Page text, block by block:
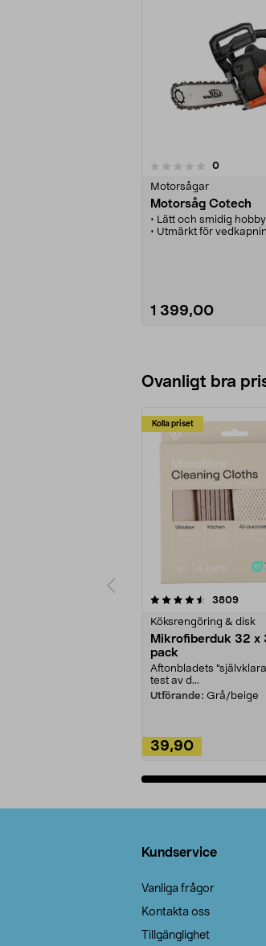
0
Motorsågar
Motorsåg Cotech
• Lätt och smidig
• Utmärkt för
1 399,00
Ovanligt bra
Kolla priset
3809
Köksrengöring & disk
Mikrofiberduk 32 x
pack
Aftonbladets "självklara
test av d...
Utförande: Grå/beige
39,90
4.0av 5
Kundservice
Vanliga frågor
Kontakta oss
Tillgänglighet